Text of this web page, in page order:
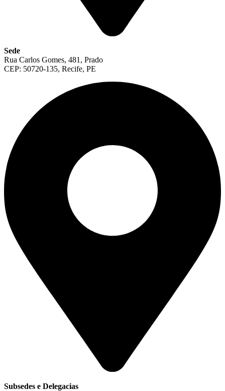
Sede
Rua Carlos Gomes, 481, Prado
CEP: 50720-135, Recife, PE
Subsedes e Delegacias